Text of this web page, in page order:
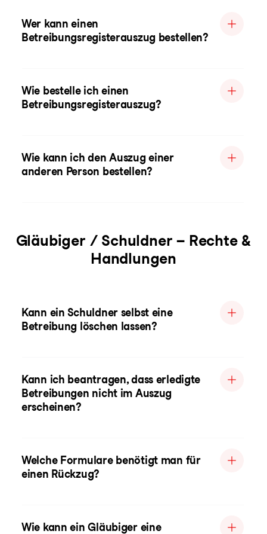
Wer kann einen
Betreibungsregisterauszug bestellen?
Wie bestelle ich einen
Betreibungsregisterauszug?
Wie kann ich den Auszug einer
anderen Person bestellen?
Gläubiger / Schuldner – Rechte &
Handlungen
Kann ein Schuldner selbst eine
Betreibung löschen lassen?
Kann ich beantragen, dass erledigte
Betreibungen nicht im Auszug
erscheinen?
Welche Formulare benötigt man für
einen Rückzug?
Wie kann ein Gläubiger eine